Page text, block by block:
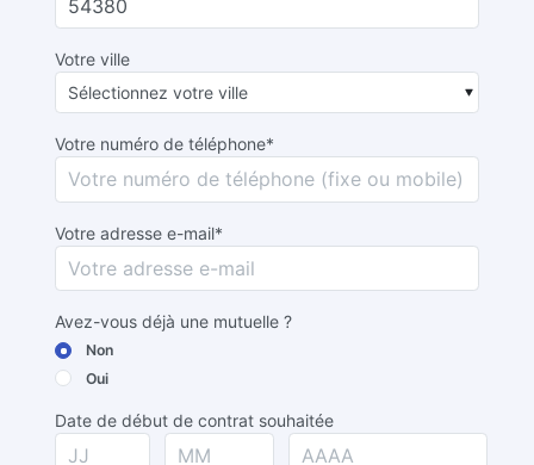
Votre ville
Votre numéro de téléphone*
Votre adresse e-mail*
Avez-vous déjà une mutuelle ?
Non
Oui
Date de début de contrat souhaitée